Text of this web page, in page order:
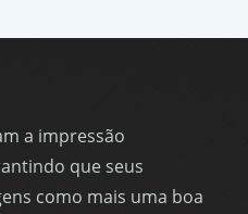
a impressão
que seus
como mais uma boa